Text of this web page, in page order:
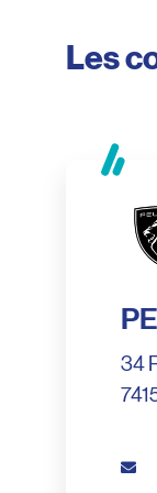
Les
34